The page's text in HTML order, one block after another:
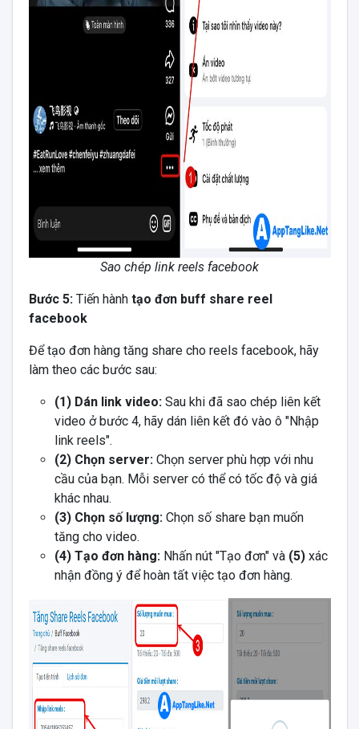
Sao chép link reels facebook
Bước 5: Tiến hành tạo đơn buff share reel
facebook
Để tạo đơn hàng tăng share cho reels facebook, hãy
làm theo các bước sau:
(1) Dán link video:Sau khi đã sao chép liên kết
video ở bước 4, hãy dán liên kết đó vào ô "Nhập
link reels".
(2) Chọn server:Chọn server phù hợp với nhu
cầu của bạn. Mỗi server có thể có tốc độ và giá
khác nhau.
(3) Chọn số lượng:Chọn số share bạn muốn
tăng cho video.
(4) Tạo đơn hàng:Nhấn nút "Tạo đơn" và (5)xác
nhận đồng ý để hoàn tất việc tạo đơn hàng.